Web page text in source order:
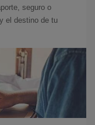
seguro o
el destino de tu